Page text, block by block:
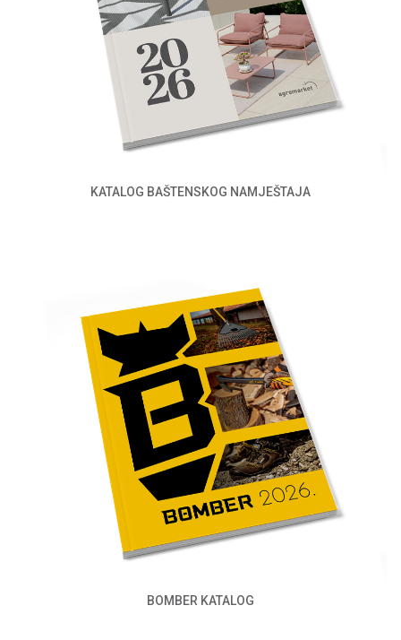
KATALOG BAŠTENSKOG NAMJEŠTAJA
BOMBER KATALOG